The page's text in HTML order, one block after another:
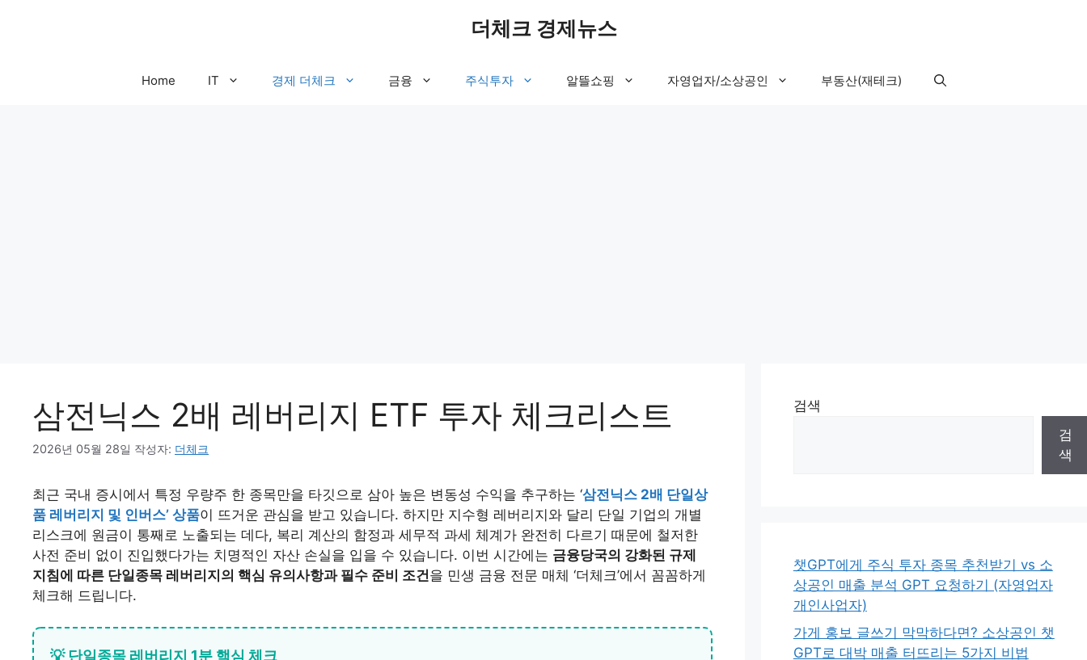
더체크 경제뉴스
Home IT 경제 더체크 금융 주식투자 알뜰쇼핑 자영업자/소상공인 부동산(재테크)
삼전닉스 2배 레버리지 ETF 투자 체크리스트
2026년 05월 28일 작성자: 더체크
최근 국내 증시에서 특정 우량주 한 종목만을 타깃으로 삼아 높은 변동성 수익을 추구하는 ‘삼전닉스 2배 단일상
품 레버리지 및 인버스’ 상품이 뜨거운 관심을 받고 있습니다. 하지만 지수형 레버리지와 달리 단일 기업의 개별
리스크에 원금이 통째로 노출되는 데다, 복리 계산의 함정과 세무적 과세 체계가 완전히 다르기 때문에 철저한
사전 준비 없이 진입했다가는 치명적인 자산 손실을 입을 수 있습니다. 이번 시간에는 금융당국의 강화된 규제
지침에 따른 단일종목 레버리지의 핵심 유의사항과 필수 준비 조건을 민생 금융 전문 매체 ‘더체크’에서 꼼꼼하게
체크해 드립니다.
💡 단일종목 레버리지 1분 핵심 체크
검색
검
색
챗GPT에게 주식 투자 종목 추천받기 vs 소
상공인 매출 분석 GPT 요청하기 (자영업자
개인사업자)
가게 홍보 글쓰기 막막하다면? 소상공인 챗
GPT로 대박 매출 터뜨리는 5가지 비법